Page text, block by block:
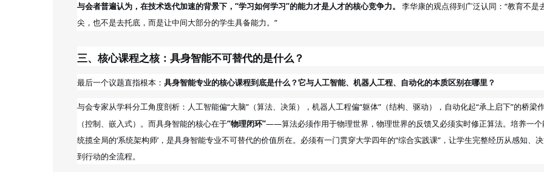
与会者普遍认为，在技术迭代加速的背景下，“学习如何学习”的能力才是人才的核心竞争力。
李华康的观点得到广泛认同：“教育不是
尖，也不是去托底，而是让中间大部分的学生具备能力。”
三、核心课程之核：具身智能不可替代的是什么？
最后一个议题直指根本： 具身智能专业的核心课程到底是什么？它与人工智能、机器人工程、自动化的本质区别在哪里？
与会专家从学科分工角度剖析：人工智能偏“大脑”（算法、决策），机器人工程偏“躯体”（结构、驱动），自动化起“承上启下”的桥梁
（控制、嵌入式）。而具身智能的核心在于“物理闭环”——算法必须作用于物理世界，物理世界的反馈又必须实时修正算法。培养一个
统揽全局的‘系统架构师’，是具身智能专业不可替代的价值所在。必须有一门贯穿大学四年的“综合实践课”，让学生完整经历从感知、
到行动的全流程。